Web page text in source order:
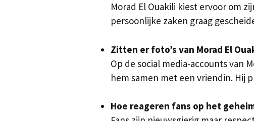
Morad El Ouakili kiest ervoor om
persoonlijke zaken graag
Zitten er foto’s van Morad El
Op de social media-accounts van
hem samen met een vriendin. Hij
Hoe reageren fans op het